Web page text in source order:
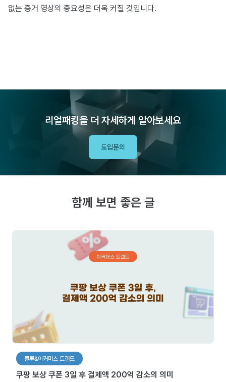
없는 증거 영상의 중요성은 더욱 커질 것입니다.
리얼패킹을 더 자세하게 알아보세요
도입문의
함께 보면 좋은 글
물류&이커머스 트랜드
쿠팡 보상 쿠폰 3일 후 결제액 200억 감소의 의미